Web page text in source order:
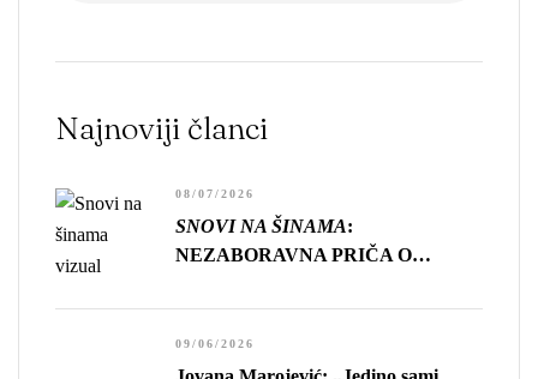
Najnoviji članci
SNOVI NA ŠINAMA:
NEZABORAVNA PRIČA O
CENI NAPRETKA
08/07/2026
09/06/2026